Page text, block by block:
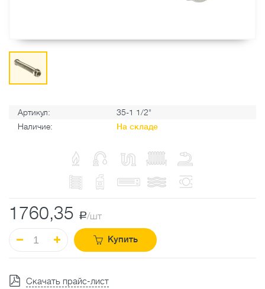
Артикул:
35-1 1/2"
Наличие:
На складе
1760,35 a/шт
Купить
Скачать прайс-лист